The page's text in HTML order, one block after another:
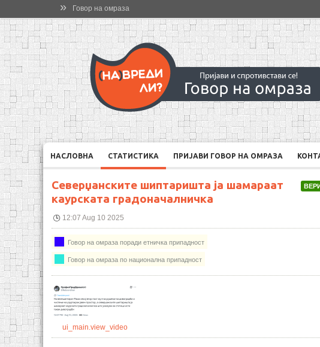
» Говор на омраза
НАСЛОВНА СТАТИСТИКА ПРИЈАВИ ГОВОР НА ОМРАЗА
Северџанските шиптаришта ја шамараат
каурската градоначалничка
12:07 Aug 10 2025
Говор на омраза поради етничка припадност
Говор на омраза по национална припадност
ui_main.view_video